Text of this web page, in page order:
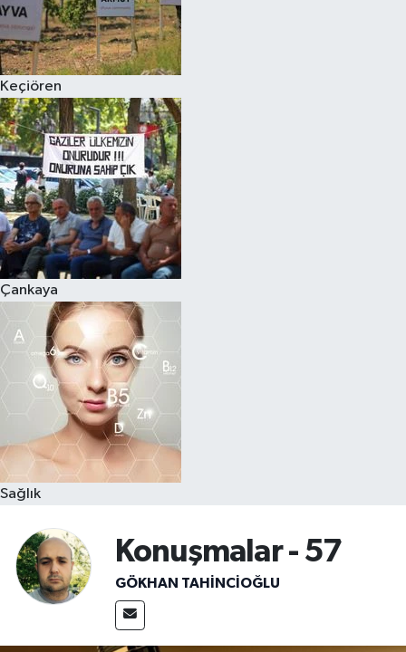
Keçiören
Çankaya
Sağlık
Konuşmalar - 57
GÖKHAN TAHINCIOĞLU